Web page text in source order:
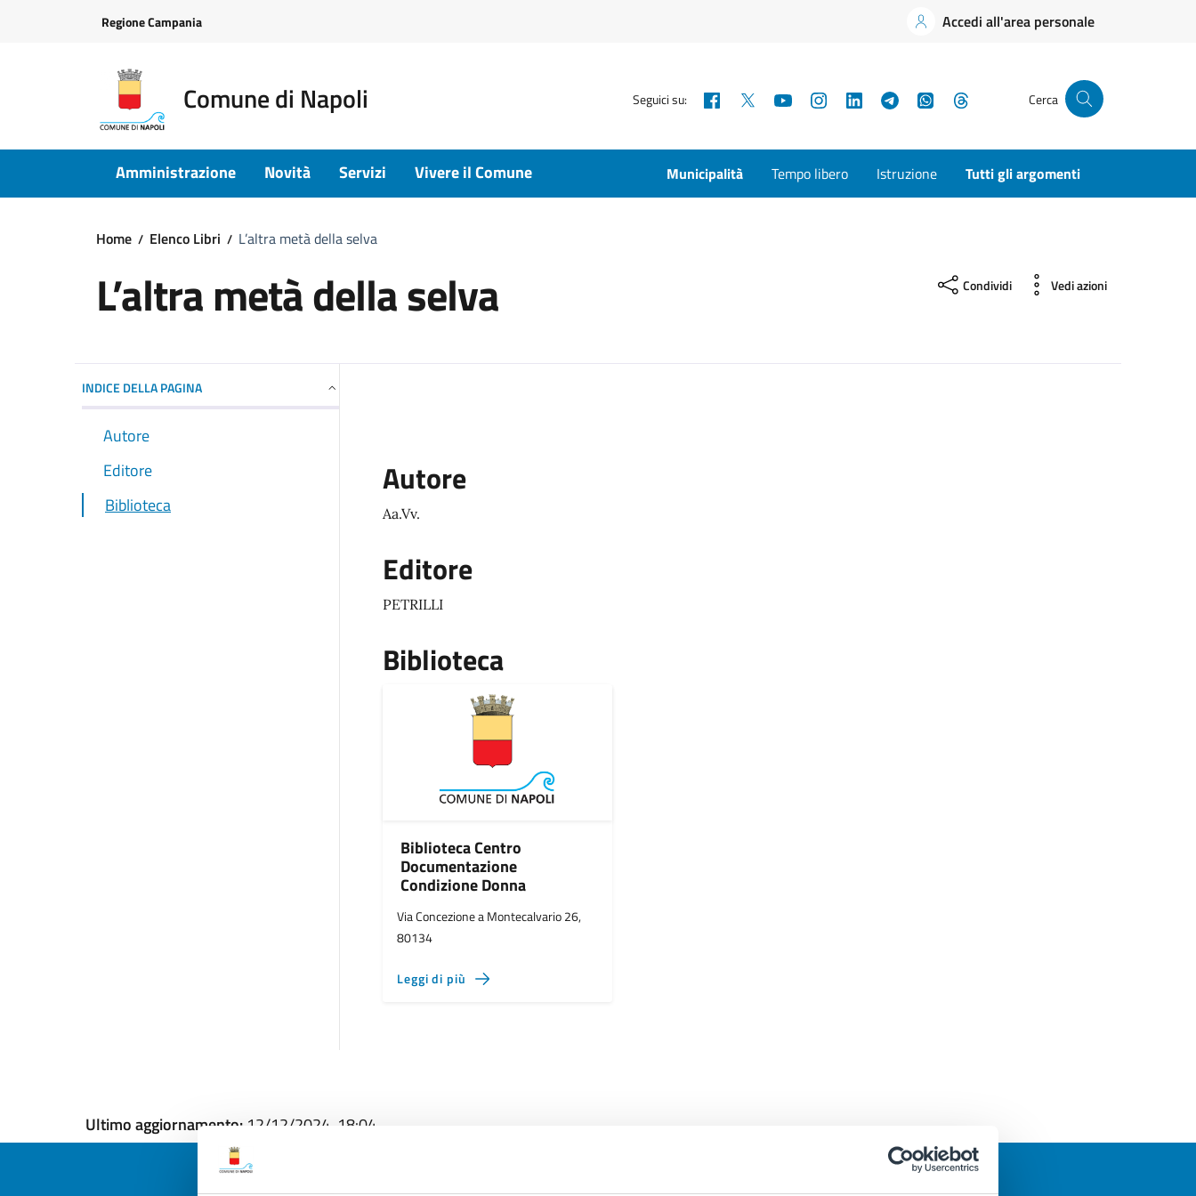
Regione Campania Accedi all'area personale
Comune di Napoli Seguici su: Facebook YouTubeInstagramLinkedInTelegramWhatsApp Cerca
Amministrazione Novità Servizi Vivere il Comune Municipalità Tempo libero Istruzione Tutti gli argomenti
Home Elenco Libri L’altra metà della selva
L’altra metà della selva Condividi Vedi azioni
INDICE DELLA PAGINA
Autore
Editore
Biblioteca
Autore
Aa.Vv.
Editore
PETRILLI
Biblioteca
Biblioteca Centro
Documentazione
Condizione Donna
Via Concezione a Montecalvario 26,
80134
Leggi di più
Ultimo aggiornamento: 12/12/2024, 18:04